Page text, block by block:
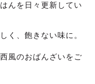
んを日々更新してい
く、飽きない味に。
風のおばんざいをご